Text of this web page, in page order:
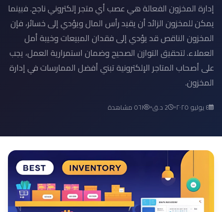
إدارة المخزون الفعالة هي عصب أي متجر إلكتروني ناجح. فبينما
يمكن للمخزون الزائد أن يقيد رأس المال ويؤدي إلى خسائر، فإن
المخزون الناقص قد يؤدي إلى فقدان المبيعات وخيبة أمل
العملاء. لتحقيق التوازن الصحيح وضمان استمرارية العمل، يجب
على أصحاب المتاجر الإلكترونية تبني أفضل الممارسات في إدارة
المخزون.
٤ يوليو ٢٠٢٥ 2 د.ق ٥٦١ مشاهدة